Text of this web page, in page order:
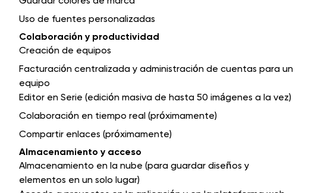
Uso de fuentes personalizadas
Colaboración y productividad
Creación de equipos
Facturación centralizada y administración de cuentas para un
equipo
Editor en Serie (edición masiva de hasta 50 imágenes a la vez)
Colaboración en tiempo real (próximamente)
Compartir enlaces (próximamente)
Almacenamiento y acceso
Almacenamiento en la nube (para guardar diseños y
elementos en un solo lugar)